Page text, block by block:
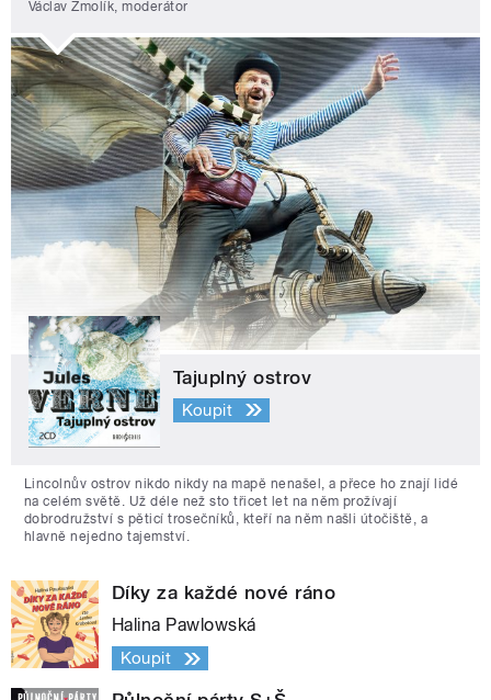
Václav Žmolík, moderátor
Tajuplný ostrov
Koupit
Lincolnův ostrov nikdo nikdy na mapě nenašel, a přece ho znají lidé
na celém světě. Už déle než sto třicet let na něm prožívají
dobrodružství s pěticí trosečníků, kteří na něm našli útočiště, a
hlavně nejedno tajemství.
Díky za každé nové ráno
Halina Pawlowská
Koupit